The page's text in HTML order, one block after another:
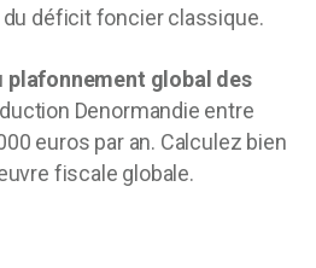
déficit foncier classique.
plafonnement global des
Denormandie entre
euros par an. Calculez bien
fiscale globale.